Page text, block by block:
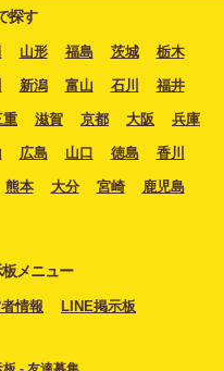
探す
山形 福島 茨城 栃木
新潟 富山 石川 福井
重 滋賀 京都 大阪 兵庫
広島 山口 徳島 香川
熊本 大分 宮崎 鹿児島
メニュー
情報 LINE掲示板